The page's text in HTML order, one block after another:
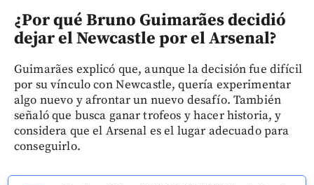
¿Por qué Bruno Guimarães decidió
dejar el Newcastle por el Arsenal?
Guimarães explicó que, aunque la decisión fue difícil
por su vínculo con Newcastle, quería experimentar
algo nuevo y afrontar un nuevo desafío. También
señaló que busca ganar trofeos y hacer historia, y
considera que el Arsenal es el lugar adecuado para
conseguirlo.